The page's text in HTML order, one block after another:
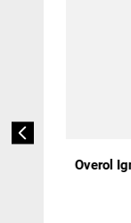
Overol